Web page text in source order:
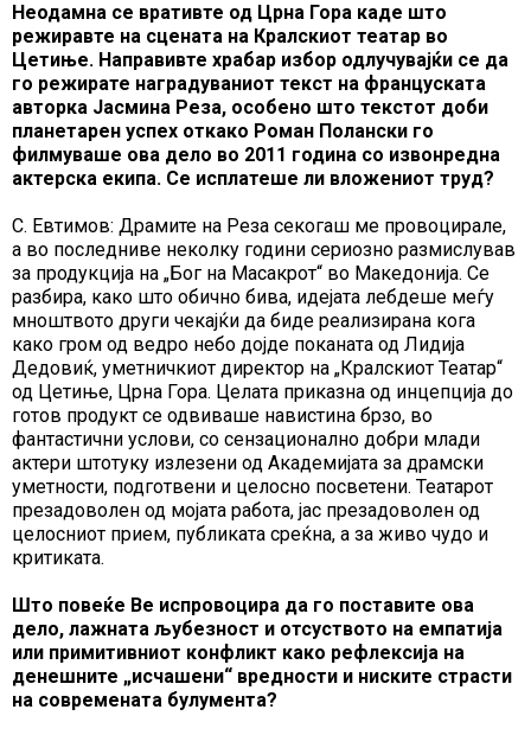
Неодамна се вративте од Црна Гора каде што
режиравте на сцената на Кралскиот театар во
Цетиње. Направивте храбар избор одлучувајќи се да
го режирате наградуваниот текст на француската
авторка Јасмина Реза, особено што текстот доби
планетарен успех откако Роман Полански го
филмуваше ова дело во 2011 година со извонредна
актерска екипа. Се исплатеше ли вложениот труд?
С. Евтимов: Драмите на Реза секогаш ме провоцирале,
а во последниве неколку години сериозно размислував
за продукција на „Бог на Масакрот“ во Македонија. Се
разбира, како што обично бива, идејата лебдеше меѓу
мноштвото други чекајќи да биде реализирана кога
како гром од ведро небо дојде поканата од Лидија
Дедовиќ, уметничкиот директор на „Кралскиот Театар“
од Цетиње, Црна Гора. Целата приказна од инцепција до
готов продукт се одвиваше навистина брзо, во
фантастични услови, со сензационално добри млади
актери штотуку излезени од Академијата за драмски
уметности, подготвени и целосно посветени. Театарот
презадоволен од мојата работа, јас презадоволен од
целосниот прием, публиката среќна, а за живо чудо и
критиката.
Што повеќе Ве испровоцира да го поставите ова
дело, лажната љубезност и отсуството на емпатија
или примитивниот конфликт како рефлексија на
денешните „исчашени“ вредности и ниските страсти
на современата булумента?